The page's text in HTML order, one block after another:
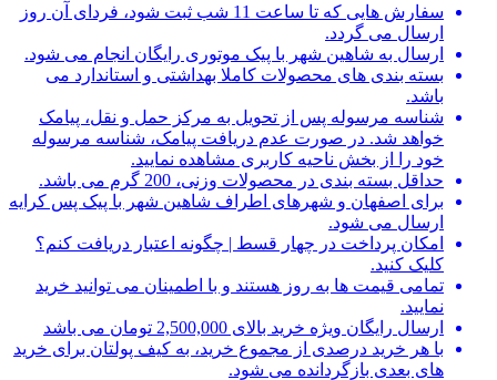
سفارش هایی که تا ساعت 11 شب ثبت شود، فردای آن روز
ارسال می گردد.
ارسال به شاهین شهر با پیک موتوری رایگان انجام می شود.
بسته بندی های محصولات کاملا بهداشتی و استاندارد می
باشد.
شناسه مرسوله پس از تحویل به مرکز حمل و نقل، پیامک
خواهد شد. در صورت عدم دریافت پیامک، شناسه مرسوله
خود را از بخش ناحیه کاربری مشاهده نمایید.
حداقل بسته بندی در محصولات وزنی، 200 گرم می باشد.
برای اصفهان و شهرهای اطراف شاهین شهر با پیک پس کرایه
ارسال می شود.
امکان پرداخت در چهار قسط | چگونه اعتبار دریافت کنم؟
کلیک کنید.
تمامی قیمت ها به روز هستند و با اطمینان می توانید خرید
نمایید.
ارسال رایگان ویژه خرید بالای 2,500,000 تومان می باشد
با هر خرید درصدی از مجموع خرید، به کیف پولتان برای خرید
های بعدی بازگردانده می شود.